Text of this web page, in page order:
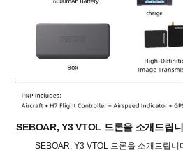
SEBOAR, Y3 VTOL 드론을 소개드립
SEBOAR, Y3 VTOL 드론을 소개드립